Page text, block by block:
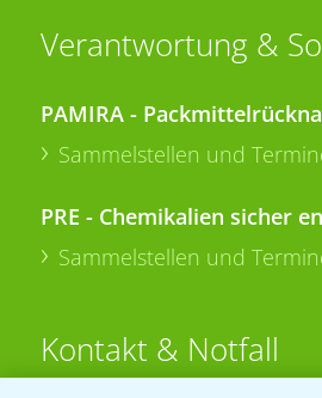
Verantwortung &
PAMIRA -
Sammelstellen und
PRE - Chemikalien sicher
Sammelstellen und
Kontakt & Notfall